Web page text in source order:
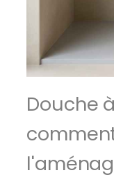
Douche